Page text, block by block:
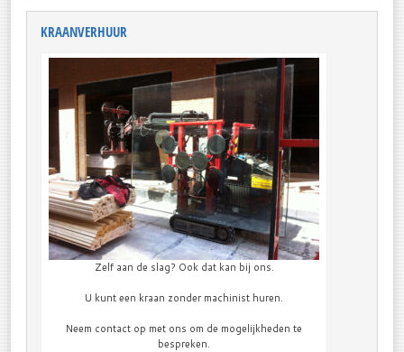
KRAANVERHUUR
Zelf aan de slag? Ook dat kan bij ons.
U kunt een kraan zonder machinist huren.
Neem contact op met ons om de mogelijkheden te
bespreken.